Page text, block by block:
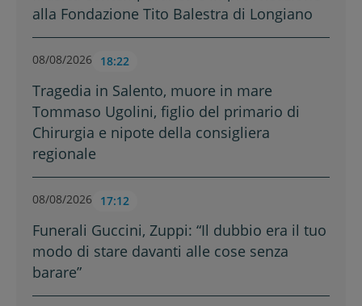
alla Fondazione Tito Balestra di Longiano
08/08/2026 18:22
Tragedia in Salento, muore in mare
Tommaso Ugolini, figlio del primario di
Chirurgia e nipote della consigliera
regionale
08/08/2026 17:12
Funerali Guccini, Zuppi: “Il dubbio era il tuo
modo di stare davanti alle cose senza
barare”